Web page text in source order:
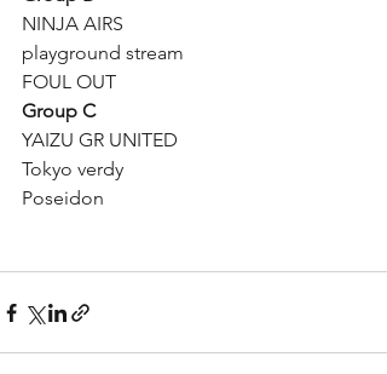
NINJA AIRS
playground stream
FOUL OUT
Group C
YAIZU GR UNITED
Tokyo verdy
Poseidon